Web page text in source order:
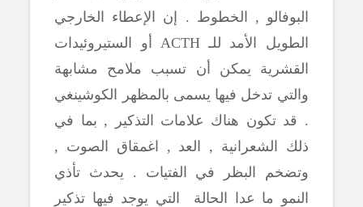
البوفالو , الخطوط . إن الإعطاء الخارجي
الطويل الأمد للـACTH
أو الستيروئيدات
القشرية يمكن أن تسبب ملامح مشابهة
والتي تدخل فيها يسمى بالمظهر الكوشينغي
. قد تكون هناك علامات التذكير , بما في
ذلك الشعرانية , العد , اغمقاق الصوت ,
وتضخم البظر في الفتيات . يحدث تأذي
النمو ما عدا الحالة التي يوجد فيها تذكير